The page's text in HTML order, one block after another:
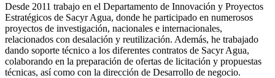
Desde 2011 trabajo en el Departamento de Innovación y Proyectos
Estratégicos de Sacyr Agua, donde he participado en numerosos
proyectos de investigación, nacionales e internacionales,
relacionados con desalación y reutilización. Además, he trabajado
dando soporte técnico a los diferentes contratos de Sacyr Agua,
colaborando en la preparación de ofertas de licitación y propuestas
técnicas, así como con la dirección de Desarrollo de negocio.